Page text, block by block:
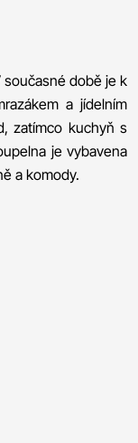
současné době je k
a jídelním
zatímco kuchyň s
je vybavena
a komody.